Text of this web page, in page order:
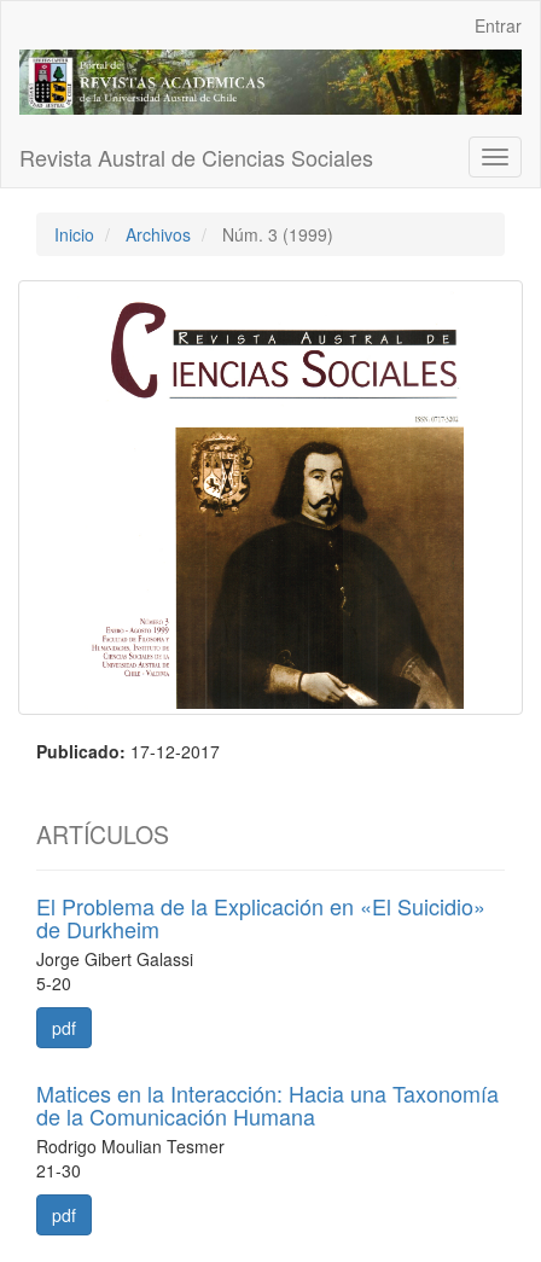
Contenido
principal
Barra
Entrar
Revista Austral de Ciencias Sociales
Inicio Archivos Núm. 3 (1999)
Publicado: 17-12-2017
ARTÍCULOS
El Problema de la Explicación en «El Suicidio»
de Durkheim
Jorge Gibert Galassi
5-20
pdf
Matices en la Interacción: Hacia una Taxonomía
de la Comunicación Humana
Rodrigo Moulian Tesmer
21-30
pdf